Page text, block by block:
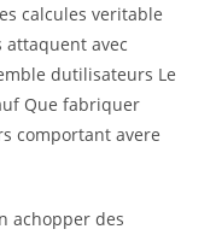
calcules veritable
attaquent avec
dutilisateurs Le
Que fabriquer
comportant avere
achopper des